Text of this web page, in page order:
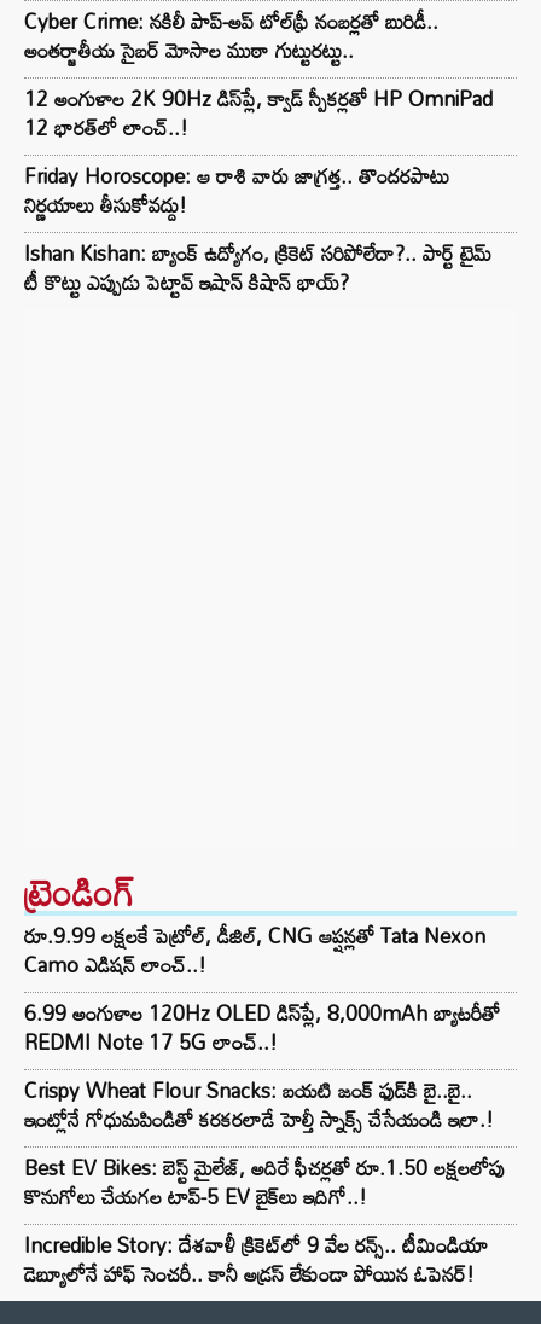
Cyber Crime: నకిలీ పాప్-అప్ టోల్‌ఫ్రీ నంబర్లతో బురిడీ..
అంతర్జాతీయ సైబర్ మోసాల ముఠా గుట్టురట్టు..
12 అంగుళాల 2K 90Hz డిస్‌ప్లే, క్వాడ్ స్పీకర్లతో HP OmniPad
12 భారత్‌లో లాంచ్..!
Friday Horoscope: ఆ రాశి వారు జాగ్రత్త.. తొందరపాటు
నిర్ణయాలు తీసుకోవద్దు!
Ishan Kishan: బ్యాంక్ ఉద్యోగం, క్రికెట్ సరిపోలేదా?.. పార్ట్ టైమ్
టీ కొట్టు ఎప్పుడు పెట్టావ్ ఇషాన్ కిషాన్ భాయ్‌?
ట్రెండింగ్‌
రూ.9.99 లక్షలకే పెట్రోల్, డీజిల్, CNG ఆప్షన్లతో Tata Nexon
Camo ఎడిషన్ లాంచ్..!
6.99 అంగుళాల 120Hz OLED డిస్‌ప్లే, 8,000mAh బ్యాటరీతో
REDMI Note 17 5G లాంచ్..!
Crispy Wheat Flour Snacks: బయటి జంక్ ఫుడ్‌కి బై..బై..
ఇంట్లోనే గోధుమపిండితో కరకరలాడే హెల్తీ స్నాక్స్ చేసేయండి ఇలా.!
Best EV Bikes: బెస్ట్ మైలేజ్, అదిరే ఫీచర్లతో రూ.1.50 లక్షలలోపు
కొనుగోలు చేయగల టాప్-5 EV బైక్‌లు ఇదిగో..!
Incredible Story: దేశవాళీ క్రికెట్‌లో 9 వేల రన్స్.. టీమిండియా
డెబ్యూలోనే హాఫ్ సెంచరీ.. కానీ అడ్రస్ లేకుండా పోయిన ఓపెనర్!